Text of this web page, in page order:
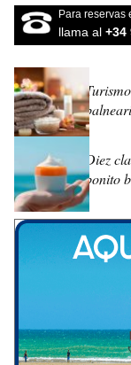
Para reservas
llama al +34
Diez
bonito